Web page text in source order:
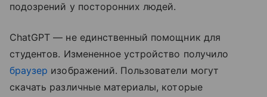
подозрений у посторонних людей.
ChatGPT — не единственный помощник для
студентов. Измененное устройство получило
браузер изображений. Пользователи могут
скачать различные материалы, которые